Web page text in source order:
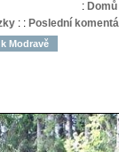
: Domů
: : Poslední
Modravě